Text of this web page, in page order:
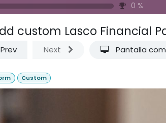
0 %
custom Lasco Financial
Prev Next Pantalla
Custom